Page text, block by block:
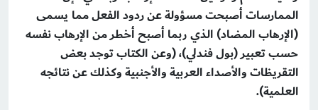
الممارسات أصبحت مسؤولة عن ردود الفعل مما يسمى
(الإرهاب المضاد) الذي ربما أصبح أخطر من الإرهاب نفسه
حسب تعبير (بول فندلي)، (وعن الكتاب توجد بعض
التقريظات والأصداء العربية والأجنبية وكذلك عن نتائجه
العلمية).